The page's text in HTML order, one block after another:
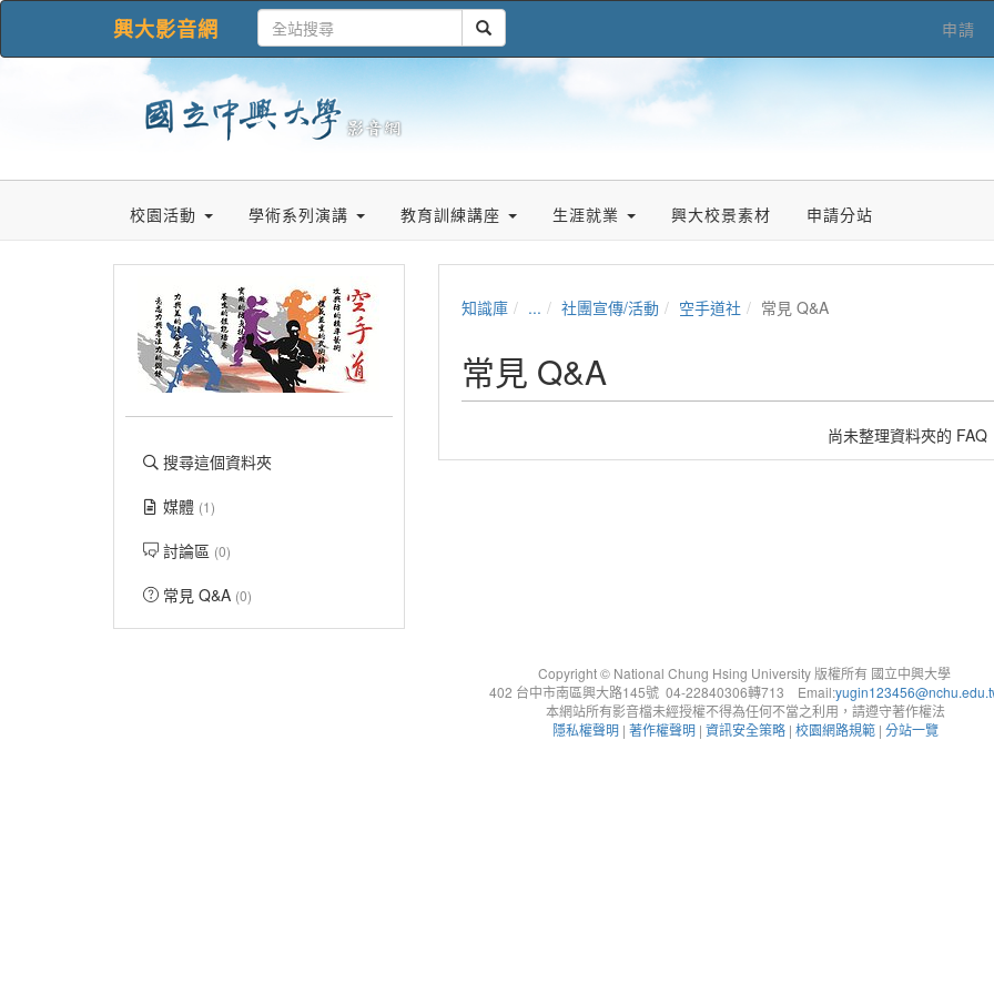
興大影音網 申請
校園活動 學術系列演講 教育訓練講座 生涯就業 興大校景素材 申請分站
搜尋這個資料夾
媒體 (1)
討論區 (0)
常見 Q&A (0)
知識庫 ... 社團宣傳/活動 空手道社 常見 Q&A
常見 Q&A
尚未整理資料夾的 FAQ
Copyright © National Chung Hsing University 版權所有 國立中興大學
402 台中市南區興大路145號 04-22840306轉713 Email:
本網站所有影音檔未經授權不得為任何不當之利用，請遵守著作權法
隱私權聲明 | 著作權聲明 | 資訊安全策略 | 校園網路規範 | 分站一覽